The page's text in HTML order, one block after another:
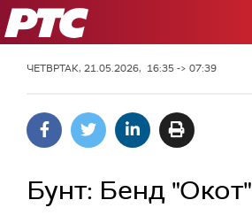
РТС
ЧЕТВРТАК, 21.05.2026, 16:35 -> 07:39
Бунт: Бенд "Окот"